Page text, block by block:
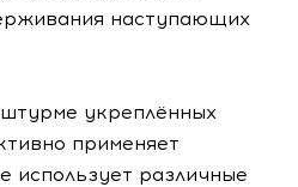
наступающих
укреплённых
применяет
использует различные